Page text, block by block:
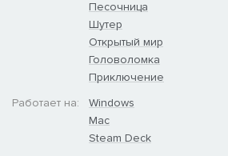
Песочница
Шутер
Открытый мир
Головоломка
Приключение
Работает на:
Windows
Mac
Steam Deck